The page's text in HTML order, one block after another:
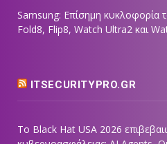
Samsung: Επίσημη κυκλοφορία
Fold8, Flip8, Watch Ultra2 και
ITSECURITYPRO.GR
Το Black Hat USA 2026